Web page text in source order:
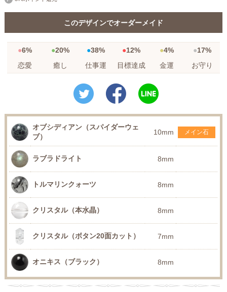
このデザインでオーダーメイド
6% 20% 38% 12% 4%
17%
恋愛
癒し 仕事運 目標達成 金運 お守り
オブシディアン（スパイダーウェ
ブ）
10mm メイン石
ラブラドライト 8mm
トルマリンクォーツ 8mm
クリスタル（本水晶） 8mm
クリスタル（ボタン20面カット） 7mm
オニキス（ブラック） 8mm